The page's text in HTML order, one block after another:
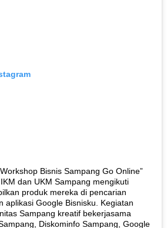
Bisnis Sampang Go Online”
dan UKM Sampang mengikuti
produk mereka di pencarian
aplikasi Google Bisnisku. Kegiatan
Sampang kreatif bekerjasama
Diskominfo Sampang, Google